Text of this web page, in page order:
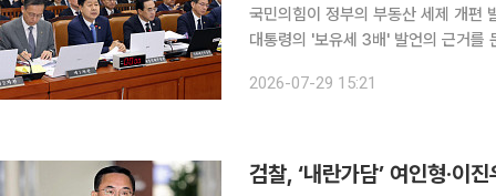
국민의힘이 정부의 부동산 세제 개편
대통령의 '보유세 3배' 발언의 근거를
대통령의 '보유세 3배' 발언을 거론하
2026-07-29 15:21
검찰, ‘내란가담’ 여인형·이